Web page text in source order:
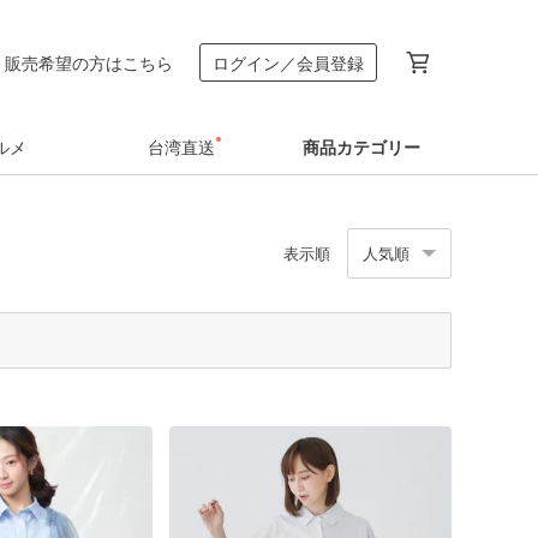
販売希望の方はこちら ログイン／会員登録
メ 台湾直送 商品カテゴリー
表示順 人気順